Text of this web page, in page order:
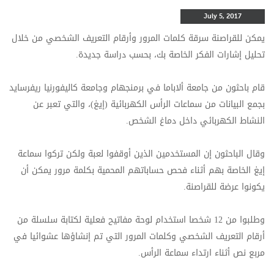
July 5, 2017
يمكن للقراصنة سرقة كلمات المرور وأرقام التعريف الشخصي من خلال
تحليل إشارات الفكر الخاصة بك، بحسب دراسة جديدة.
قام باحثون من جامعة ألاباما في برمنجهام وجامعة كاليفورنيا ريفرسايد
بجمع البيانات من سماعات الرأس الكهربائية (إيغ)، والتي تعبر عن
النشاط الكهربائي داخل دماغ الشخص.
وقال الباحثون إن المستخدمين الذين أوقفوا لعبة ولكن تركوا سماعة
إيغ الخاصة بهم أثناء فحص حساباتهم المحمية بكلمة مرور يمكن أن
يكونوا عرضة للقراصنة.
وطلبوا من 12 شخصا استخدام لوحة مفاتيح فعلية لكتابة سلسلة من
أرقام التعريف الشخصي وكلمات المرور التي تم إنشاؤها عشوائيا في
مربع نص أثناء ارتداء سماعة الرأس.